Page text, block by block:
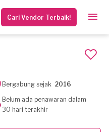
Cari Vendor Terbaik!
Bergabung sejak 2016
Belum ada penawaran dalam
30 hari terakhir